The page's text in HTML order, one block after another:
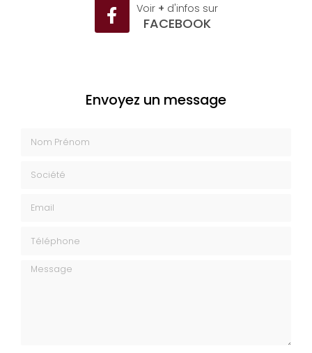
Voir + d'infos sur
FACEBOOK
Envoyez un message
Message